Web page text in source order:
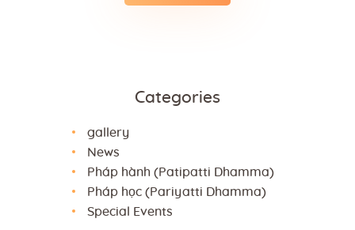
Categories
gallery
News
Pháp hành (Patipatti Dhamma)
Pháp học (Pariyatti Dhamma)
Special Events